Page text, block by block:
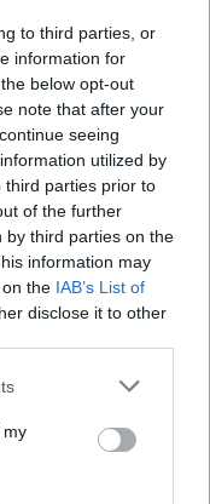
to third parties, or
information for
below opt-out
note that after your
seeing
utilized by
third parties prior to
of the further
by third parties on the
information may
the IAB’s List of
disclose it to other
my
testas:
gestą ir
kas trukdo
(2)